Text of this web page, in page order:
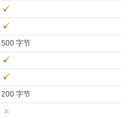
500 字节
200 字节